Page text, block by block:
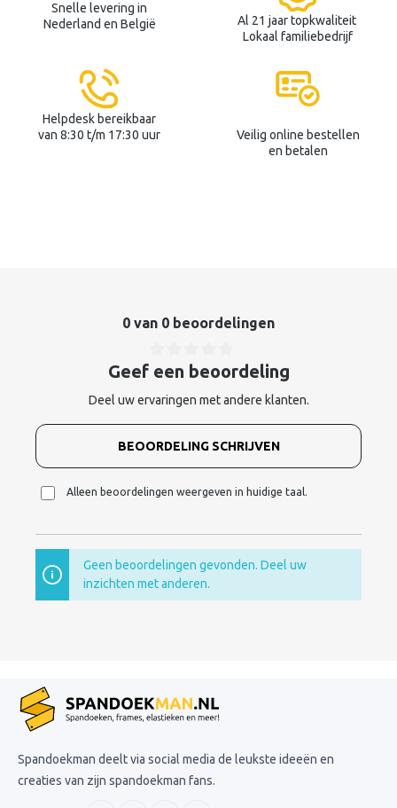
Snelle levering in
Nederland en België
Al 21 jaar topkwaliteit
Lokaal familiebedrijf
Helpdesk bereikbaar
van 8:30 t/m 17:30 uur
Veilig online bestellen
en betalen
0 van 0 beoordelingen
Geef een beoordeling
Deel uw ervaringen met andere klanten.
BEOORDELING SCHRIJVEN
Alleen beoordelingen weergeven in huidige taal.
Geen beoordelingen gevonden. Deel uw
inzichten met anderen.
Spandoekman deelt via social media de leukste ideeën en
creaties van zijn spandoekman fans.